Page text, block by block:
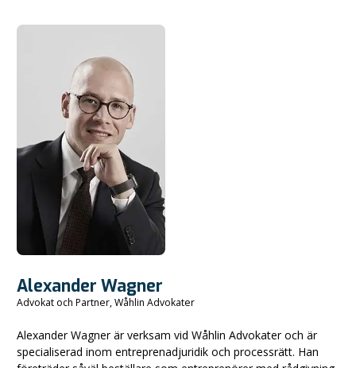
Alexander Wagner
Advokat och Partner, Wåhlin Advokater
Alexander Wagner är verksam vid Wåhlin Advokater och är
specialiserad inom entreprenadjuridik och processrätt. Han